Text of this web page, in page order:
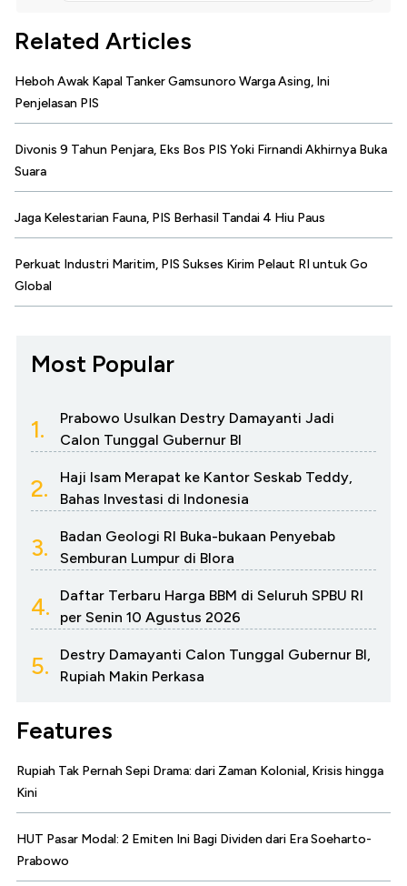
Related Articles
Heboh Awak Kapal Tanker Gamsunoro Warga Asing, Ini
Penjelasan PIS
Divonis 9 Tahun Penjara, Eks Bos PIS Yoki Firnandi Akhirnya Buka
Suara
Jaga Kelestarian Fauna, PIS Berhasil Tandai 4 Hiu Paus
Perkuat Industri Maritim, PIS Sukses Kirim Pelaut RI untuk Go
Global
Most Popular
1.
Prabowo Usulkan Destry Damayanti Jadi
Calon Tunggal Gubernur BI
2.
Haji Isam Merapat ke Kantor Seskab Teddy,
Bahas Investasi di Indonesia
3.
Badan Geologi RI Buka-bukaan Penyebab
Semburan Lumpur di Blora
4.
Daftar Terbaru Harga BBM di Seluruh SPBU RI
per Senin 10 Agustus 2026
5.
Destry Damayanti Calon Tunggal Gubernur BI,
Rupiah Makin Perkasa
Features
Rupiah Tak Pernah Sepi Drama: dari Zaman Kolonial, Krisis hingga
Kini
HUT Pasar Modal: 2 Emiten Ini Bagi Dividen dari Era Soeharto-
Prabowo